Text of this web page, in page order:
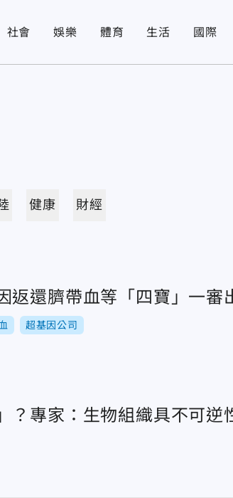
社會 娛樂 體育 生活 國際
健康 財經
返還臍帶血等「四寶」一審
超基因公司
？專家：生物組織具不可逆